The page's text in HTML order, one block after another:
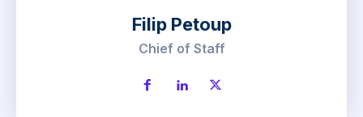
Filip Petoup
Chief of Staff